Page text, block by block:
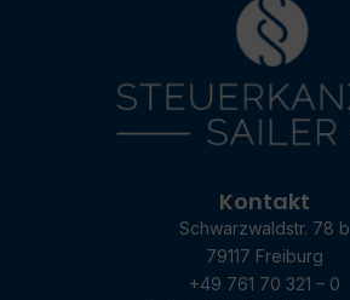
Kontakt
Schwarzwaldstr. 78 b
79117 Freiburg
+49 761 70 321 – 0